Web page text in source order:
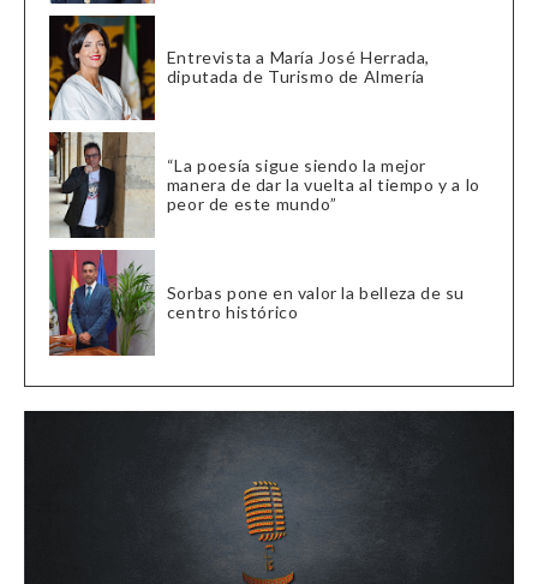
Entrevista a María José Herrada,
diputada de Turismo de Almería
“La poesía sigue siendo la mejor
manera de dar la vuelta al tiempo y a lo
peor de este mundo”
Sorbas pone en valor la belleza de su
centro histórico